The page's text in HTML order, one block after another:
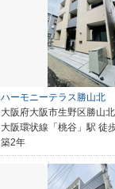
ハーモニーテラス勝山北
大阪府大阪市生野区勝山
大阪環状線「桃谷」駅 徒
築2年